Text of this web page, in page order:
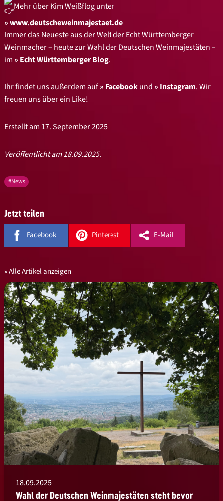
Mehr über Kim Weißflog unter
www.deutscheweinmajestaet.de
Immer das Neueste aus der Welt der Echt Württemberger
Weinmacher – heute zur Wahl der Deutschen Weinmajestäten –
im
Echt Württemberger Blog.
Ihr findet uns außerdem auf Facebookund Instagram. Wir
freuen uns über ein Like!
Erstellt am 17. September 2025
Veröffentlicht am 18.09.2025.
#News
Jetzt teilen
Facebook Pinterest E-Mail
Alle Artikel anzeigen
18.09.2025
Wahl der Deutschen Weinmajestäten steht bevor